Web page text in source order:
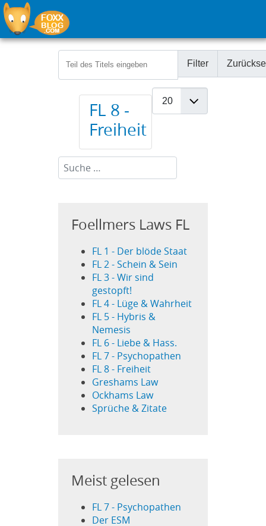
Filter
FL 8 -
Freiheit
Suchen...
Foellmers Laws FL
FL 1 - Der blöde Staat
FL 2 - Schein & Sein
FL 3 - Wir sind
gestopft!
FL 4 - Lüge & Wahrheit
FL 5 - Hybris &
Nemesis
FL 6 - Liebe & Hass.
FL 7 - Psychopathen
FL 8 - Freiheit
Greshams Law
Ockhams Law
Sprüche & Zitate
Meist gelesen
FL 7 - Psychopathen
Der ESM